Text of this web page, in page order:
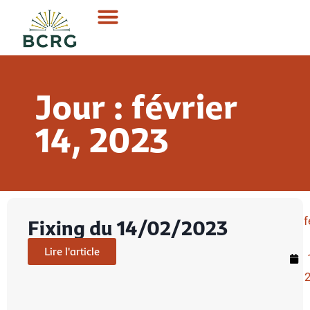
Jour : février
14, 2023
Fixing du 14/02/2023
Lire l'article